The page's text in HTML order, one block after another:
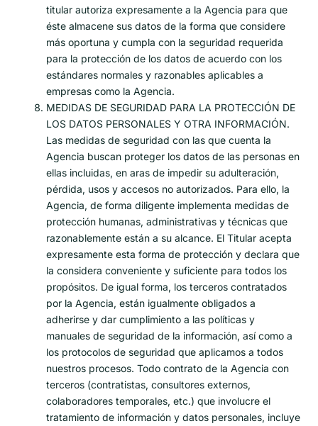
titular autoriza expresamente a la Agencia para que
éste almacene sus datos de la forma que considere
más oportuna y cumpla con la seguridad requerida
para la protección de los datos de acuerdo con los
estándares normales y razonables aplicables a
empresas como la Agencia.
MEDIDAS DE SEGURIDAD PARA LA PROTECCIÓN DE
LOS DATOS PERSONALES Y OTRA INFORMACIÓN.
Las medidas de seguridad con las que cuenta la
Agencia buscan proteger los datos de las personas en
ellas incluidas, en aras de impedir su adulteración,
pérdida, usos y accesos no autorizados. Para ello, la
Agencia, de forma diligente implementa medidas de
protección humanas, administrativas y técnicas que
razonablemente están a su alcance. El Titular acepta
expresamente esta forma de protección y declara que
la considera conveniente y suficiente para todos los
propósitos. De igual forma, los terceros contratados
por la Agencia, están igualmente obligados a
adherirse y dar cumplimiento a las políticas y
manuales de seguridad de la información, así como a
los protocolos de seguridad que aplicamos a todos
nuestros procesos. Todo contrato de la Agencia con
terceros (contratistas, consultores externos,
colaboradores temporales, etc.) que involucre el
tratamiento de información y datos personales, incluye